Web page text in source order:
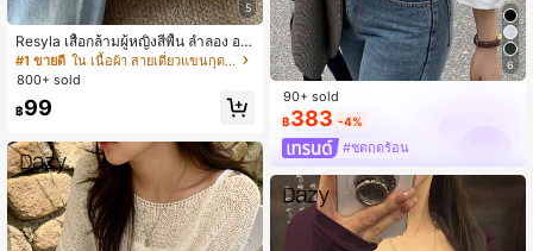
5
Resyla เสื้อกล้ามผู้หญิงสีพื้น ลำลอง อเ
นกประสงค์ เหมาะสำหรับใส่ซ้อนหรือใส่
เดี่ยว
#1 ขายดี
ใน เนื้อผ้า สายเดี่ยวแขนกุดสีสดใส
800+ sold
฿99
6
90+ sold
฿383 -4%
#ชุดฤดูร้อน